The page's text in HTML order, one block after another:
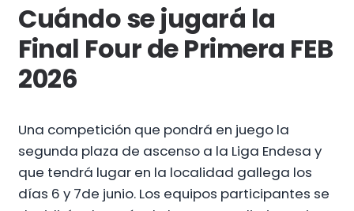
Cuándo se jugará la
Final Four de Primera FEB
2026
Una competición que pondrá en juego la
segunda plaza de ascenso a la Liga Endesa y
que tendrá lugar en la localidad gallega los
días 6 y 7de junio. Los equipos participantes se